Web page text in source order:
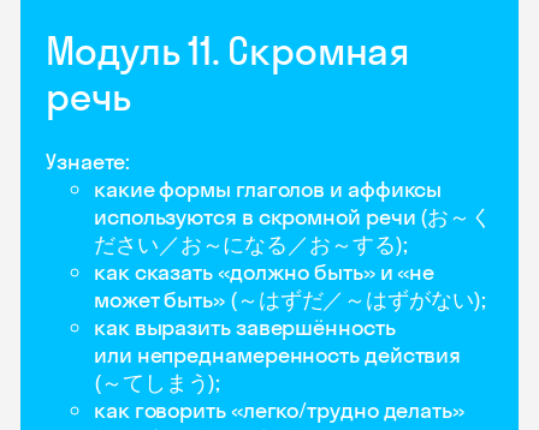
Модуль 11. Скромная
речь
Узнаете:
какие формы глаголов и аффиксы
используются в скромной речи (お～く
ださい／お～になる／お～する);
как сказать «должно быть» и «не
может быть» (～はずだ／～はずがない);
как выразить завершённость
или непреднамеренность действия
(～てしまう);
как говорить «легко/трудно делать»